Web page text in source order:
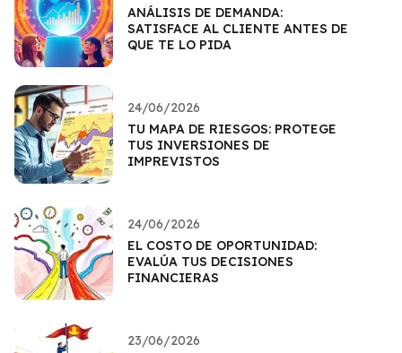
ANÁLISIS DE DEMANDA:
SATISFACE AL CLIENTE ANTES DE
QUE TE LO PIDA
24/06/2026
TU MAPA DE RIESGOS: PROTEGE
TUS INVERSIONES DE
IMPREVISTOS
24/06/2026
EL COSTO DE OPORTUNIDAD:
EVALÚA TUS DECISIONES
FINANCIERAS
23/06/2026